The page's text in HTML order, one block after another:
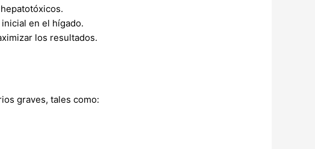
en el hígado.
los resultados.
graves, tales como: